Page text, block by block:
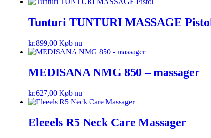
Tunturi TUNTURI MASSAGE Pistol
kr.899,00 Køb nu
MEDISANA NMG 850 – massager
kr.627,00 Køb nu
Eleeels R5 Neck Care Massager